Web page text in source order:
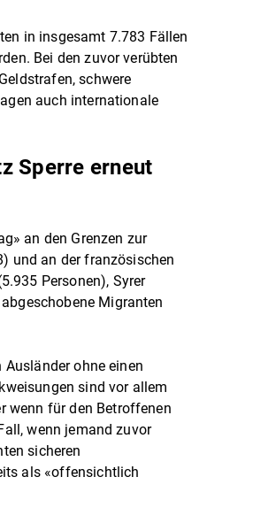
in insgesamt 7.783 Fällen
Bei den zuvor verübten
schwere
auch internationale
Sperre erneut
an den Grenzen zur
und an der französischen
Personen), Syrer
Migranten
ohne einen
sind vor allem
wenn für den Betroffenen
wenn jemand zuvor
sicheren
als «offensichtlich